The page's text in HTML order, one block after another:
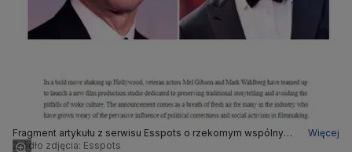
Fragment artykułu z serwisu Esspots o rzekomym wspólnym
przedsięwzięciu filmowym Wahlberga i Gibsona
Więcej
Źródło zdjęcia: Esspots